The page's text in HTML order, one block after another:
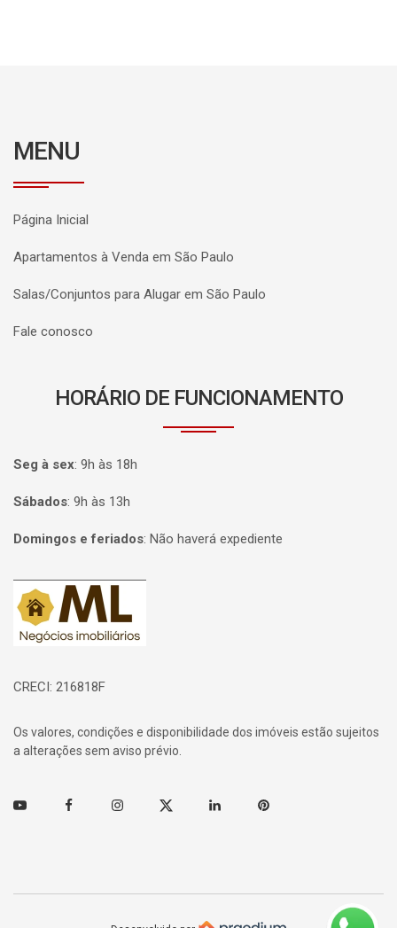
MENU
Página Inicial
Apartamentos à Venda em São Paulo
Salas/Conjuntos para Alugar em São Paulo
Fale conosco
HORÁRIO DE FUNCIONAMENTO
Seg à sex: 9h às 18h
Sábados: 9h às 13h
Domingos e feriados: Não haverá expediente
Página inicial
CRECI: 216818F
Os valores, condições e disponibilidade dos imóveis estão sujeitos
a alterações sem aviso prévio.
Youtube FacebookInstagramTwitter Linkedin Pinterest